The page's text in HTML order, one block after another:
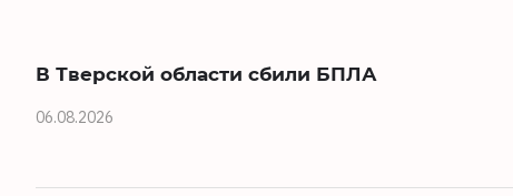
В Тверской области сбили БПЛА
06.08.2026